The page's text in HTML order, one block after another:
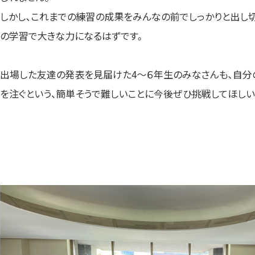
しかし、これまでの練習の成果をみんなの前でしっかりと出し
の学習で大きな力になるはずです。
出場した友達の発表を見届けた4〜６年生のみなさんも、自
を注ぐという、簡単そうで難しいことに今後ぜひ挑戦してほしい